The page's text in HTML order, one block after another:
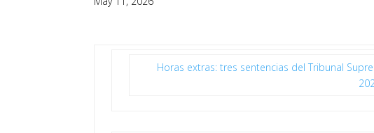
Horas extras: tres sentencias del Tribunal